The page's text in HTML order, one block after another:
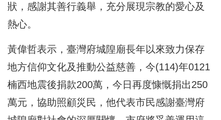
狀，感謝其善行義舉，充分展現宗教的愛心及
熱心。
黃偉哲表示，臺灣府城隍廟長年以來致力保存
地方信仰文化及推動公益慈善，今(114)年0121
楠西地震後捐款200萬，今日再度慷慨捐出250
萬元，協助照顧災民，他代表市民感謝臺灣府